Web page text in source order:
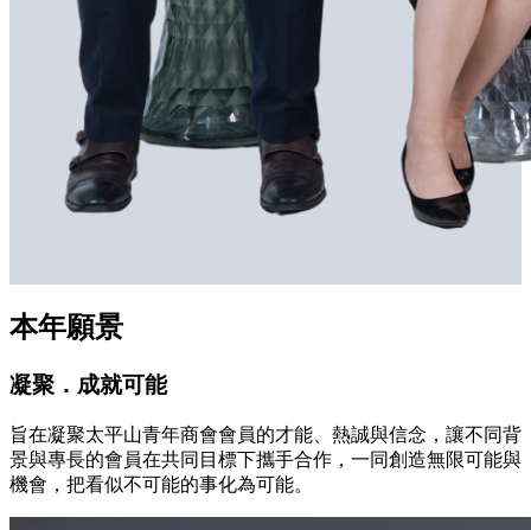
本年願景
凝聚．成就可能
旨在凝聚太平山青年商會會員的才能、熱誠與信念，讓不同背
景與專長的會員在共同目標下攜手合作，一同創造無限可能與
機會，把看似不可能的事化為可能。